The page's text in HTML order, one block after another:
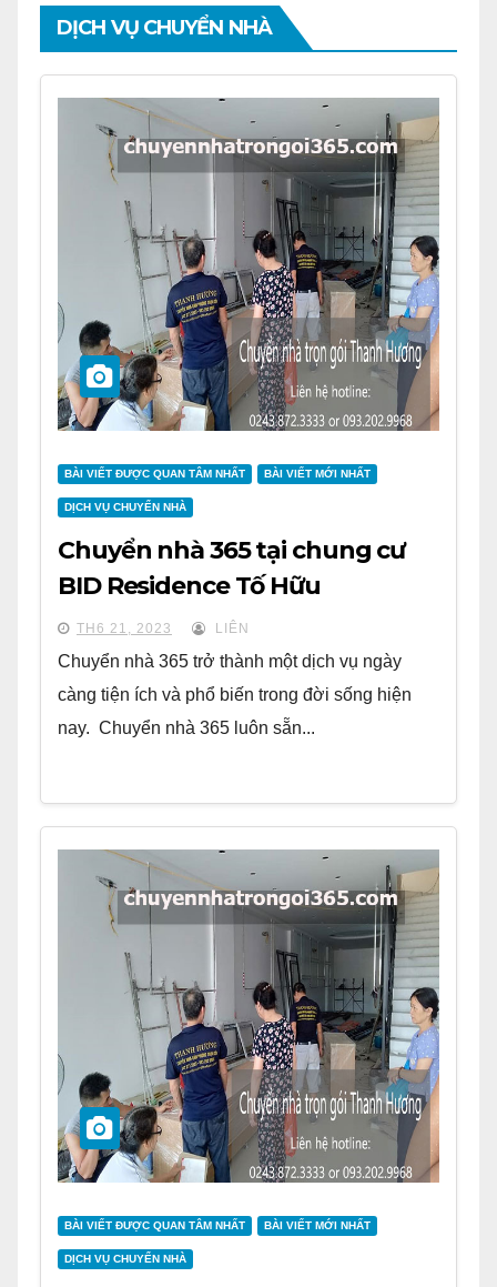
DỊCH VỤ CHUYỂN NHÀ
BÀI VIẾT ĐƯỢC QUAN TÂM NHẤT BÀI VIẾT MỚI NHẤT
DỊCH VỤ CHUYỂN NHÀ
Chuyển nhà 365 tại chung cư
BID Residence Tố Hữu
TH6 21, 2023 LIÊN
Chuyển nhà 365 trở thành một dịch vụ ngày
càng tiện ích và phổ biến trong đời sống hiện
nay. Chuyển nhà 365 luôn sẵn...
BÀI VIẾT ĐƯỢC QUAN TÂM NHẤT BÀI VIẾT MỚI NHẤT
DỊCH VỤ CHUYỂN NHÀ